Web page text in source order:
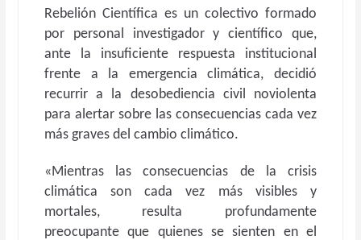
Rebelión Científica es un colectivo formado
por personal investigador y científico que,
ante la insuficiente respuesta institucional
frente a la emergencia climática, decidió
recurrir a la desobediencia civil noviolenta
para alertar sobre las consecuencias cada vez
más graves del cambio climático.
«Mientras las consecuencias de la crisis
climática son cada vez más visibles y
mortales, resulta profundamente
preocupante que quienes se sienten en el